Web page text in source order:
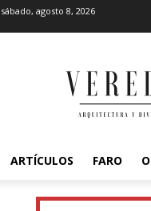
sábado, agosto 8, 2026
ARTÍCULOS FARO